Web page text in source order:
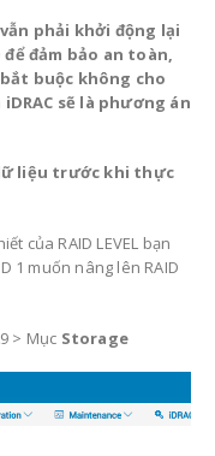
phải khởi động lại
đảm bảo an toàn,
buộc không cho
sẽ là phương án
liệu trước khi thực
của RAID LEVEL bạn
1 muốn nâng lên RAID
> Mục Storage